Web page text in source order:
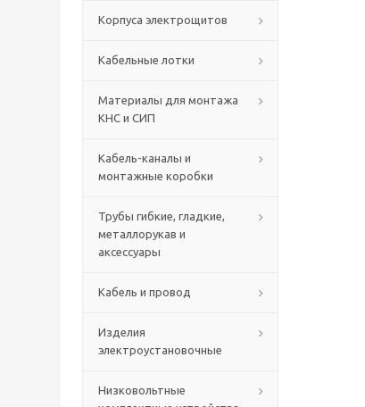
Корпуса электрощитов
Кабельные лотки
Материалы для монтажа
КНС и СИП
Кабель-каналы и
монтажные коробки
Трубы гибкие, гладкие,
металлорукав и
аксессуары
Кабель и провод
Изделия
электроустановочные
Низковольтные